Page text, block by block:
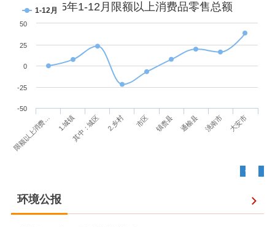
2025年1-12月限额以上消费品零售总额
1-12月
限额以上消费… 1.城镇其中：城区 2.乡村 市区 镇赉县 通榆县 洮南市 大安市
0
-50
-25
25
50
环境公报